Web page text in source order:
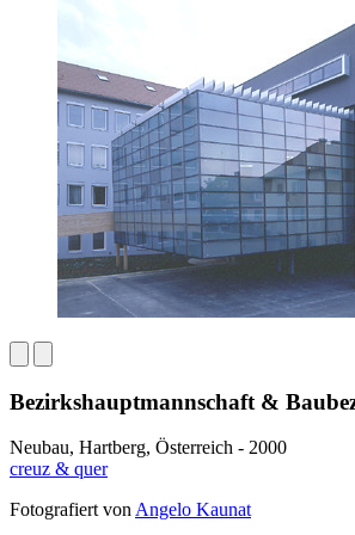
Bezirkshauptmannschaft &
Neubau, Hartberg, Österreich - 2000
creuz & quer
Fotografiert vonAngelo Kaunat